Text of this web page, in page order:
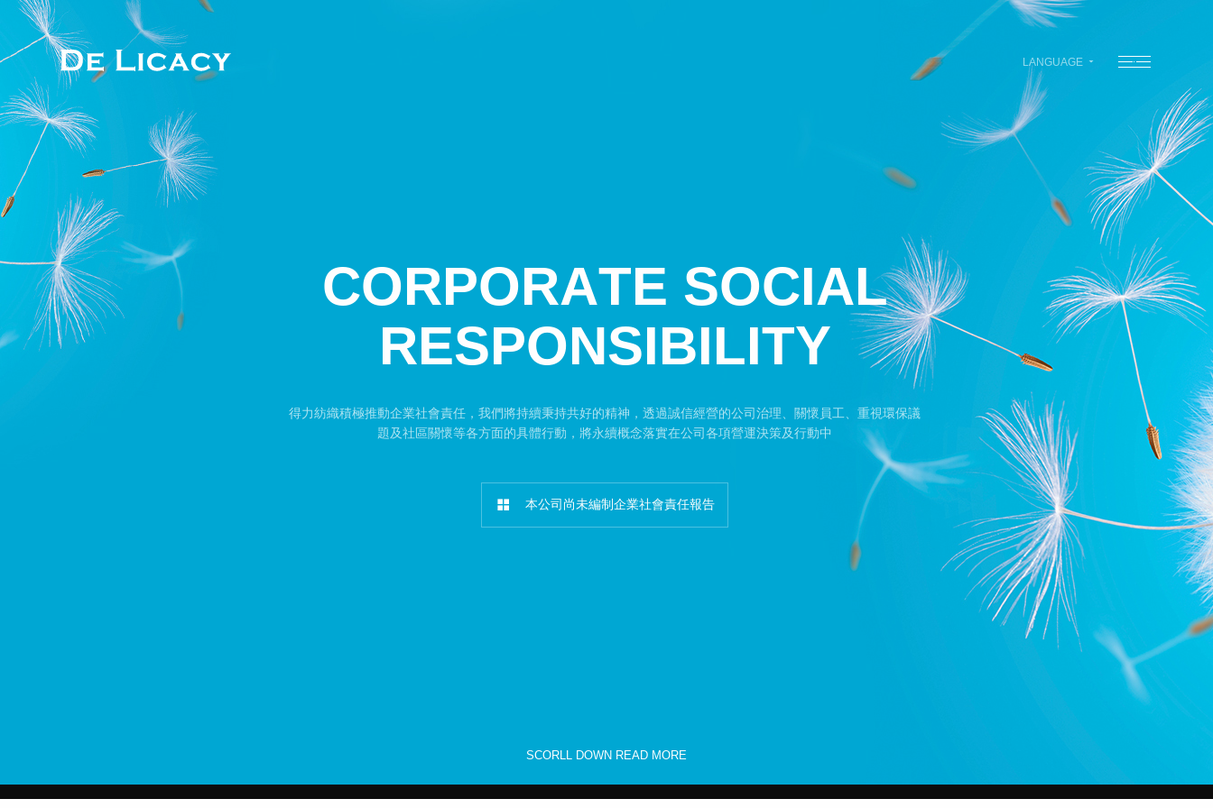
LANGUAGE
得力紡織積極推動企業社會責任，我們將持續秉持共好的精神，透過誠信經營的公司治理、關懷員工、重視環保議
題及社區關懷等各方面的具體行動，將永續概念落實在公司各項營運決策及行動中
本公司尚未編制企業社會責任報告
SCORLL DOWN READ MORE